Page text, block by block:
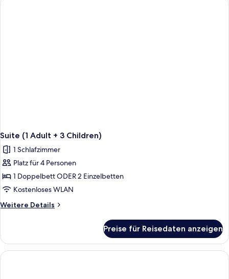
+
Suite (1 Adult + 3 Children)
1 Schlafzimmer
Platz für 4 Personen
1 Doppelbett ODER 2 Einzelbetten
Kostenloses WLAN
Weitere Details
Weitere
(1
Adult
+
Preise für Reisedaten anzeigen